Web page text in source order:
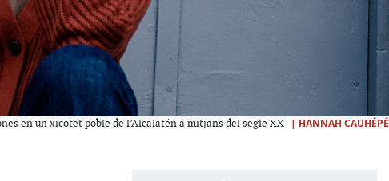
en un xicotet poble de l’Alcalatén a mitjans del segle XX | HANNAH CAUHÉPÉ